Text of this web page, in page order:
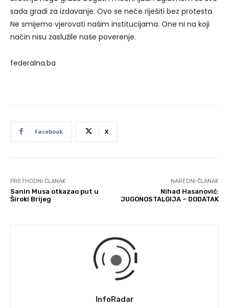
sada gradi za izdavanje. Ovo se neće riješiti bez protesta.
Ne smijemo vjerovati našim institucijama. One ni na koji
način nisu zaslužile naše poverenje.
federalna.ba
Facebook X
PRETHODNI ČLANAK
Sanin Musa otkazao put u
Široki Brijeg
NAREDNI ČLANAK
Nihad Hasanović:
JUGONOSTALGIJA – DODATAK
InfoRadar